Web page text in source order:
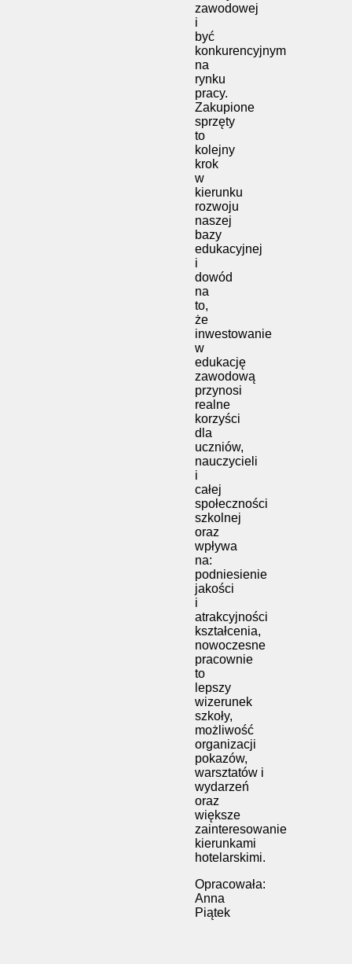
zawodowej
i
być
konkurencyjnym
na
rynku
pracy.
Zakupione
sprzęty
to
kolejny
krok
w
kierunku
rozwoju
naszej
bazy
edukacyjnej
i
dowód
na
to,
że
inwestowanie
w
edukację
zawodową
przynosi
realne
korzyści
dla
uczniów,
nauczycieli
i
całej
społeczności
szkolnej
oraz
wpływa
na:
podniesienie
jakości
i
atrakcyjności
kształcenia,
nowoczesne
pracownie
to
lepszy
wizerunek
szkoły,
możliwość
organizacji
pokazów,
warsztatów i
wydarzeń
oraz
większe
zainteresowanie
kierunkami
hotelarskimi.
Opracowała:
Anna
Piątek